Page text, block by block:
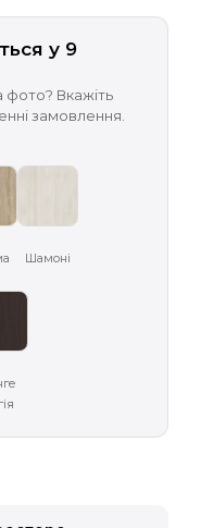
у 9
фото? Вкажіть
замовлення.
Шамоні